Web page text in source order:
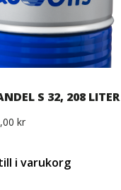
S 32, 208 LITER
kr
i varukorg